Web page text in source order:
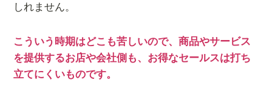
しれません。
こういう時期はどこも苦しいので、商品やサービス
を提供するお店や会社側も、お得なセールスは打ち
立てにくいものです。